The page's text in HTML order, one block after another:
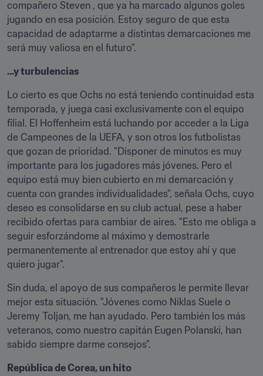
compañero Steven , que ya ha marcado algunos goles
jugando en esa posición. Estoy seguro de que esta
capacidad de adaptarme a distintas demarcaciones me
será muy valiosa en el futuro".
...y turbulencias
Lo cierto es que Ochs no está teniendo continuidad esta
temporada, y juega casi exclusivamente con el equipo
filial. El Hoffenheim está luchando por acceder a la Liga
de Campeones de la UEFA, y son otros los futbolistas
que gozan de prioridad. "Disponer de minutos es muy
importante para los jugadores más jóvenes. Pero el
equipo está muy bien cubierto en mi demarcación y
cuenta con grandes individualidades", señala Ochs, cuyo
deseo es consolidarse en su club actual, pese a haber
recibido ofertas para cambiar de aires. "Esto me obliga a
seguir esforzándome al máximo y demostrarle
permanentemente al entrenador que estoy ahí y que
quiero jugar".
Sin duda, el apoyo de sus compañeros le permite llevar
mejor esta situación. "Jóvenes como Niklas Suele o
Jeremy Toljan, me han ayudado. Pero también los más
veteranos, como nuestro capitán Eugen Polanski, han
sabido siempre darme consejos".
República de Corea, un hito